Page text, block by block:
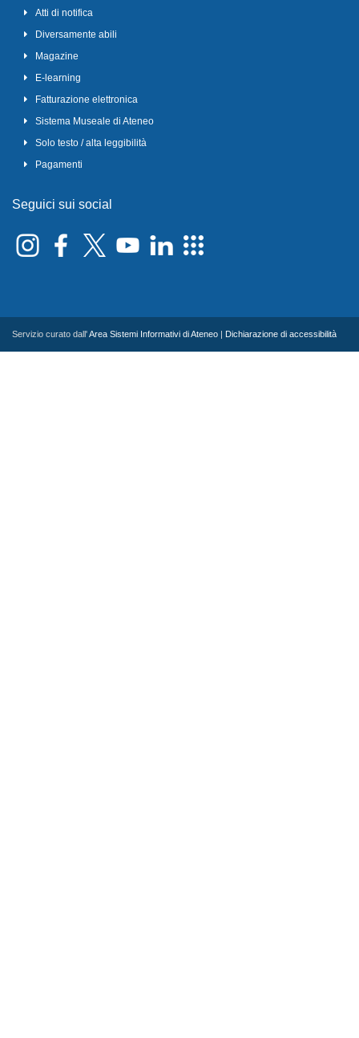
Atti di notifica
Diversamente abili
Magazine
E-learning
Fatturazione elettronica
Sistema Museale di Ateneo
Solo testo / alta leggibilità
Pagamenti
Seguici sui social
Servizio curato dall'Area Sistemi Informativi di Ateneo Dichiarazione di accessibilità